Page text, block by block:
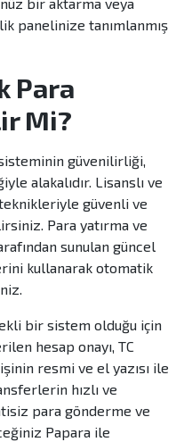
panelinize tanımlanmış
Para
Mi?
güvenilirliği,
alakalıdır. Lisanslı ve
güvenli ve
Para yatırma ve
sunulan güncel
kullanarak otomatik
bir sistem olduğu için
hesap onayı, TC
resmi ve el yazısı ile
hızlı ve
para gönderme ve
Papara ile